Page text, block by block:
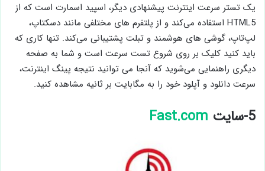
یک تستر سرعت اینترنت پیشنهادی دیگر، اسپید اسمارت است که از
HTML5 استفاده می‌کند و از پلتفرم های مختلفی مانند دسکتاپ،
لپ‌تاپ، گوشی های هوشمند و تبلت پشتیبانی می‌کند. تنها کاری که
باید کنید کلیک بر روی شروع تست سرعت است و شما به صفحه
دیگری راهنمایی می‌شوید که آنجا می توانید نتیجه پینگ اینترنت،
سرعت دانلود و آپلود خود را به مگابایت بر ثانیه مشاهده کنید.
5-سایت Fast.com